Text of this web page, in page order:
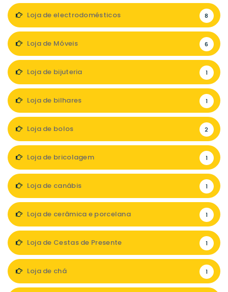
Loja de electrodomésticos 8
Loja de Móveis 6
Loja de bijuteria 1
Loja de bilhares 1
Loja de bolos 2
Loja de bricolagem 1
Loja de canábis 1
Loja de cerâmica e porcelana 1
Loja de Cestas de Presente 1
Loja de chá 1